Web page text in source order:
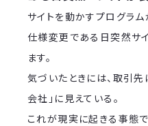
サイトを動かすプログラ
仕様変更である日突然サ
ます。
気づいたときには、取引
会社」に見えている。
これが現実に起きる事態で